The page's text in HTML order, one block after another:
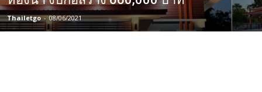
Thailetgo - 08/06/2021